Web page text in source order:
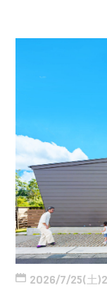
2026/7/25(土